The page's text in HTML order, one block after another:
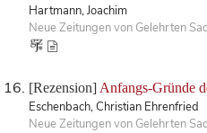
Hartmann, Joachim
Neue Zeitungen von Gelehrten
[Rezension] Anfangs-Gründe
Eschenbach, Christian Ehrenfried
Neue Zeitungen von Gelehrten